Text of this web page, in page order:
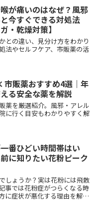
が痛いのはなぜ？風邪
今すぐできる対処法
・乾燥対策】
との違い、見分け方をわかり
法やセルフケア、市販薬の活
市販薬おすすめ4選｜年
る安全な薬を解説
薬を厳選紹介。風邪・アレル
に行く目安もわかりやすく解
番ひどい時間帯はい
に知りたい花粉ピーク
しょうか？実は花粉には飛散
事では花粉症がつらくなる時
に症状が悪化する理由を解説